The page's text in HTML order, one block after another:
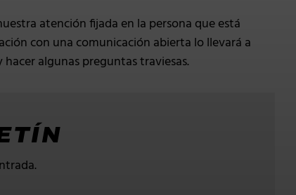
atención fijada en la persona que está
con una comunicación abierta lo llevará a
algunas preguntas traviesas.